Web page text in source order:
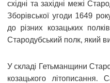
східні та західні межі
Зборівської угоди 1649
до різних козацьких
Стародубський полк, який
У складі Гетьманщини
козацького